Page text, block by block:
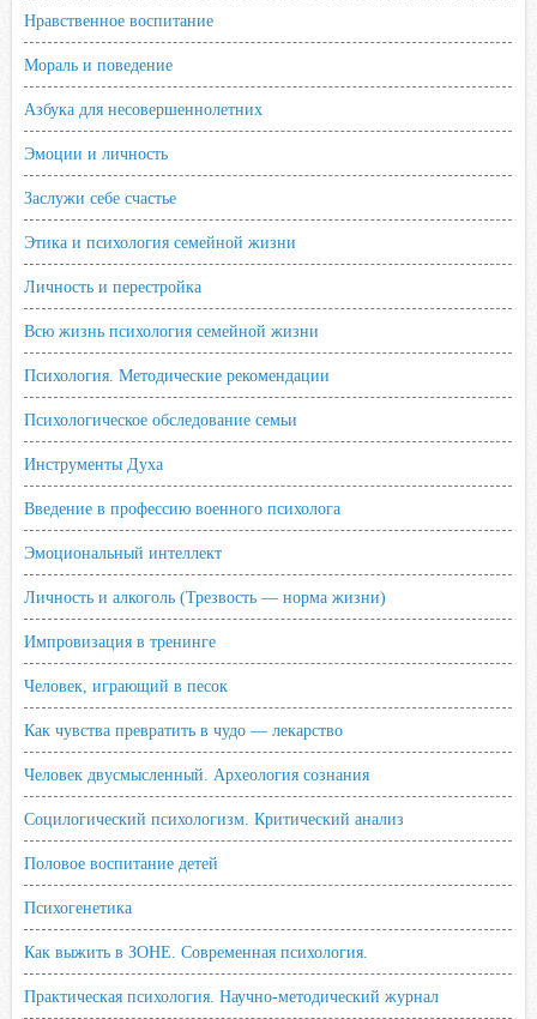
Нравственное воспитание
Мораль и поведение
Азбука для несовершеннолетних
Эмоции и личность
Заслужи себе счастье
Этика и психология семейной жизни
Личность и перестройка
Всю жизнь психология семейной жизни
Психология. Методические рекомендации
Психологическое обследование семьи
Инструменты Духа
Введение в профессию военного психолога
Эмоциональный интеллект
Личность и алкоголь (Трезвость — норма жизни)
Импровизация в тренинге
Человек, играющий в песок
Как чувства превратить в чудо — лекарство
Человек двусмысленный. Археология сознания
Социлогический психологизм. Критический анализ
Половое воспитание детей
Психогенетика
Как выжить в ЗОНЕ. Современная психология.
Практическая психология. Научно-методический журнал